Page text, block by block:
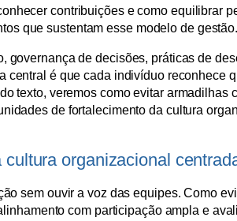
contribuições e como equilibrar
que sustentam esse modelo de gestão.
governança de decisões, práticas de
central é que cada indivíduo reconhece
texto, veremos como evitar armadilhas
de fortalecimento da cultura
organizacional
sem ouvir a voz das equipes. Como
com participação ampla e